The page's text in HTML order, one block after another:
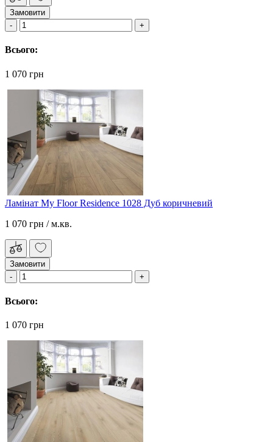
Замовити
Всього:
1 070 грн
Ламінат My Floor Residence 1028 Дуб коричневий
1 070 грн / м.кв.
Замовити
Всього:
1 070 грн